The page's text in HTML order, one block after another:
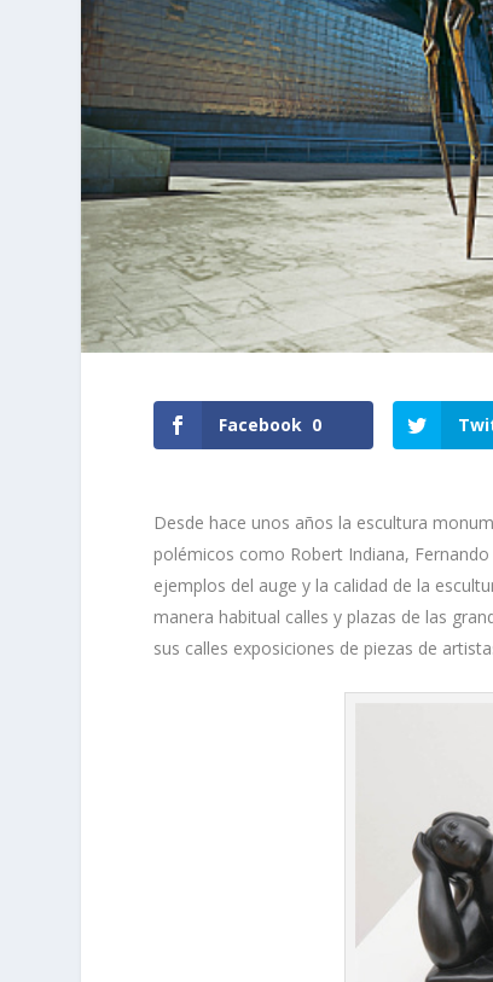
Facebook 0
Desde hace unos años la escultura
polémicos como Robert Indiana,
ejemplos del auge y la calidad de la
manera habitual calles y plazas de las
sus calles exposiciones de piezas de